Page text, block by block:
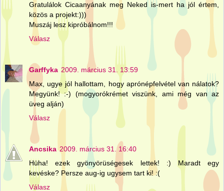
Gratulálok Cicaanyának meg Neked is-mert ha jól értem,
közös a projekt:)))
Muszáj lesz kipróbálnom!!!
Válasz
Garffyka 2009. március 31. 13:59
Max, ugye jól hallottam, hogy aprónépfelvétel van nálatok?
Megyünk! :-) (mogyorókrémet viszünk, ami még van az
üveg alján)
Válasz
Ancsika 2009. március 31. 16:40
Hüha! ezek gyönyörüségesek lettek! :) Maradt egy
kevéske? Persze aug-ig ugysem tart ki! :(
Válasz